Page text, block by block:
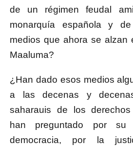
de un régimen feudal
monarquía española y
medios que ahora se alzan
Maaluma?
¿Han dado esos medios
a las decenas y
saharauis de los
han preguntado por
democracia, por la